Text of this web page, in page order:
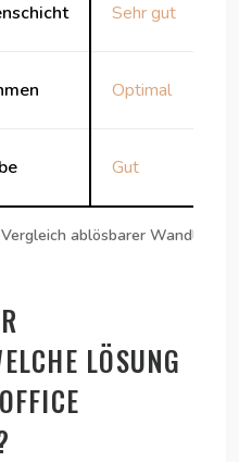
Vergleich ablösbarer
Sehr gut
Optimal
Gut
LÖSUNG